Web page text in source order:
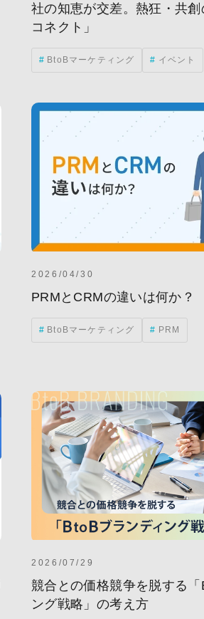
社の知恵が交差。熱狂・共
コネクト」
BtoBマーケティング イベント
2026/04/30
PRMとCRMの違いは何か？
BtoBマーケティング PRM
2026/07/29
競合との価格競争を脱する
ング戦略」の考え方